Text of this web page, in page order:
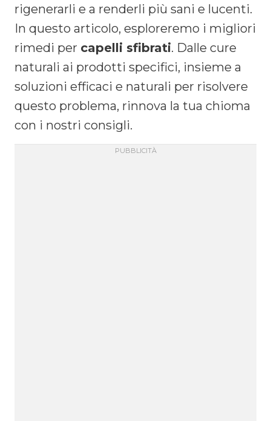
rigenerarli e a renderli più sani e lucenti.
In questo articolo, esploreremo i migliori
rimedi per capelli sfibrati. Dalle cure
naturali ai prodotti specifici, insieme a
soluzioni efficaci e naturali per risolvere
questo problema, rinnova la tua chioma
con i nostri consigli.